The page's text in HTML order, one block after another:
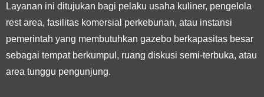
Layanan ini ditujukan bagi pelaku usaha kuliner, pengelola
rest area, fasilitas komersial perkebunan, atau instansi
pemerintah yang membutuhkan gazebo berkapasitas besar
sebagai tempat berkumpul, ruang diskusi semi-terbuka, atau
area tunggu pengunjung.